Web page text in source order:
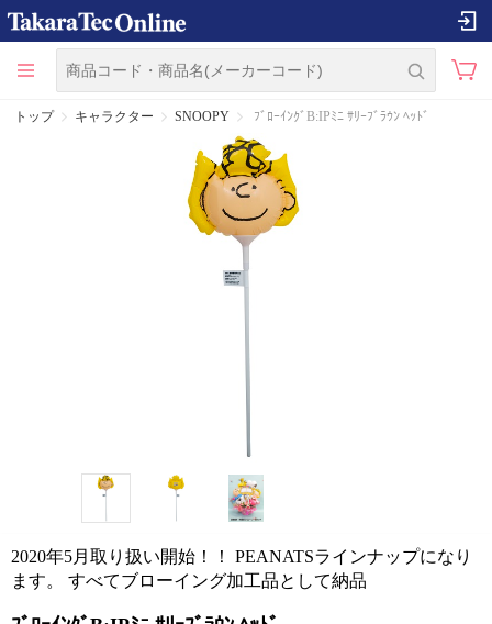
トップ キャラクター SNOOPY ﾌﾞﾛｰｲﾝｸﾞB:IPﾐﾆ ｻﾘｰﾌﾞﾗｳﾝ ﾍｯﾄﾞ
2020年5月取り扱い開始！！ PEANATSラインナップになり
ます。 すべてブローイング加工品として納品